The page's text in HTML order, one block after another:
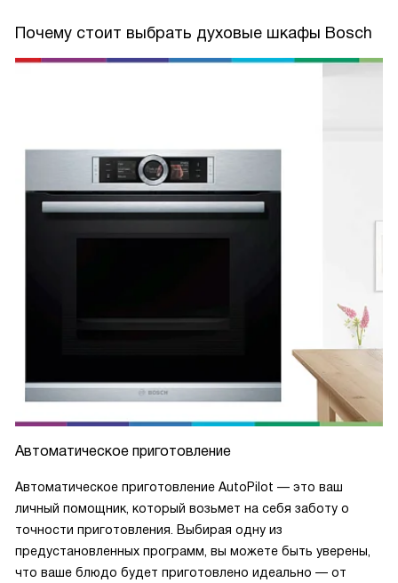
Почему стоит выбрать духовые шкафы Bosch
Автоматическое приготовление
Автоматическое приготовление AutoPilot — это ваш
личный помощник, который возьмет на себя заботу о
точности приготовления. Выбирая одну из
предустановленных программ, вы можете быть уверены,
что ваше блюдо будет приготовлено идеально — от